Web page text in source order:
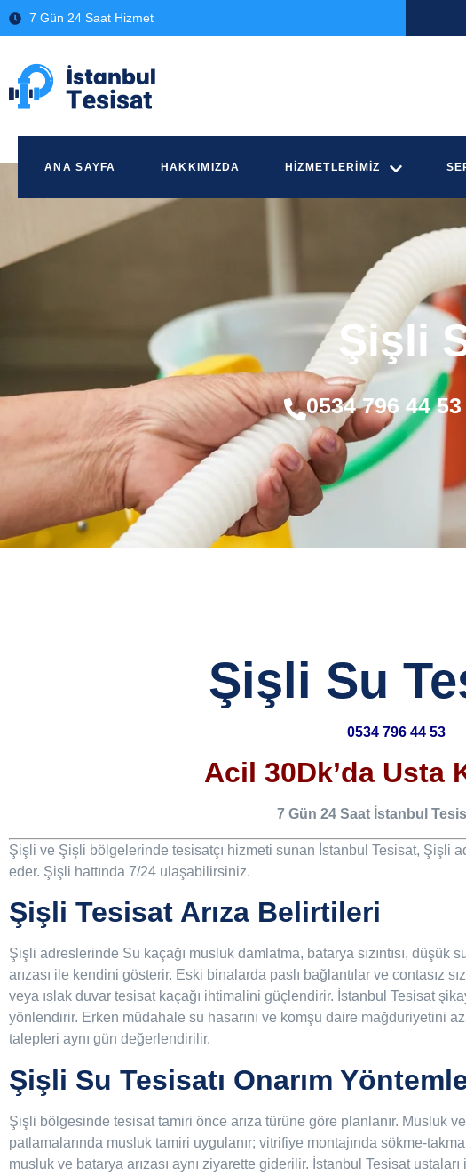
7 Gün 24 Saat Hizmet
ANA SAYFA HAKKIMIZDA HIZMETLERIMIZ
Şişli
0534 796 44 53
Şişli Su
0534 796 44 53
Acil 30Dk’da Usta
7 Gün 24 Saat İstanbul
Şişli ve Şişli bölgelerinde tesisatçı hizmeti sunan İstanbul Tesisat, Şişli
eder. Şişli hattında 7/24 ulaşabilirsiniz.
Şişli Tesisat Arıza Belirtileri
Şişli adreslerinde Su kaçağı musluk damlatma, batarya sızıntısı, düşük
arızası ile kendini gösterir. Eski binalarda paslı bağlantılar ve contasız
veya ıslak duvar tesisat kaçağı ihtimalini güçlendirir. İstanbul Tesisat
yönlendirir. Erken müdahale su hasarını ve komşu daire mağduriyetini
talepleri aynı gün değerlendirilir.
Şişli Su Tesisatı Onarım
Şişli bölgesinde tesisat tamiri önce arıza türüne göre planlanır. Musluk
patlamalarında musluk tamiri uygulanır; vitrifiye montajında sökme-
musluk ve batarya arızası aynı ziyarette giderilir. İstanbul Tesisat ustaları